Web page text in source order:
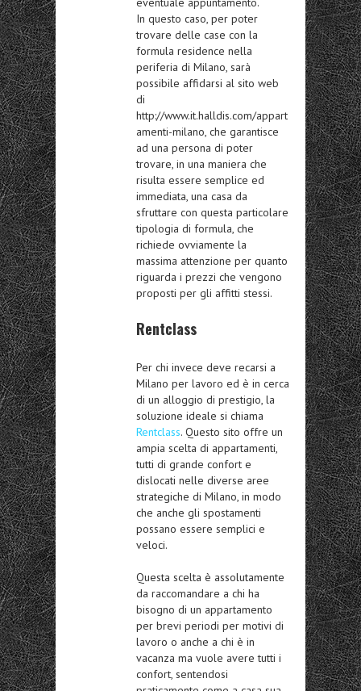
In questo caso, per poter
trovare delle case con la
formula residence nella
periferia di Milano, sarà
possibile affidarsi al sito web
di
http://www.it.halldis.com/appart
amenti-milano, che garantisce
ad una persona di poter
trovare, in una maniera che
risulta essere semplice ed
immediata, una casa da
sfruttare con questa particolare
tipologia di formula, che
richiede ovviamente la
massima attenzione per quanto
riguarda i prezzi che vengono
proposti per gli affitti stessi.
Rentclass
Per chi invece deve recarsi a
Milano per lavoro ed è in cerca
di un alloggio di prestigio, la
soluzione ideale si chiama
Rentclass. Questo sito offre un
ampia scelta di appartamenti,
tutti di grande confort e
dislocati nelle diverse aree
strategiche di Milano, in modo
che anche gli spostamenti
possano essere semplici e
veloci.
Questa scelta è assolutamente
da raccomandare a chi ha
bisogno di un appartamento
per brevi periodi per motivi di
lavoro o anche a chi è in
vacanza ma vuole avere tutti i
confort, sentendosi